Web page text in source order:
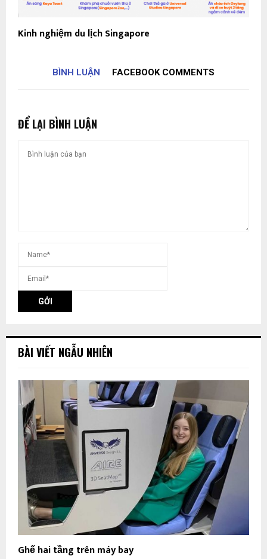
Kinh nghiệm du lịch Singapore
BÌNH LUẬN FACEBOOK COMMENTS
ĐỂ LẠI BÌNH LUẬN
BÀI VIẾT NGẪU NHIÊN
Ghế hai tầng trên máy bay